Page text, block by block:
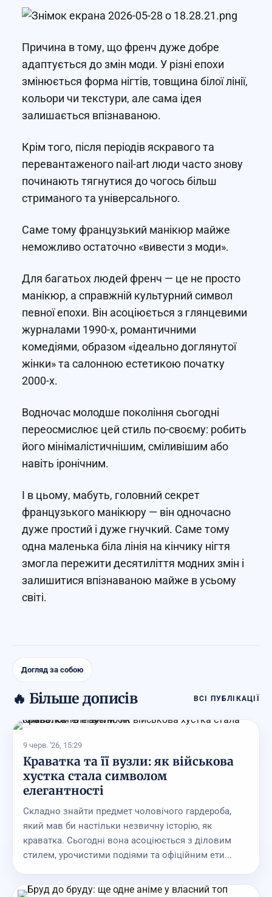
Причина в тому, що френч дуже добре
адаптується до змін моди. У різні епохи
змінюється форма нігтів, товщина білої лінії,
кольори чи текстури, але сама ідея
залишається впізнаваною.
Крім того, після періодів яскравого та
перевантаженого nail-art люди часто знову
починають тягнутися до чогось більш
стриманого та універсального.
Саме тому французький манікюр майже
неможливо остаточно «вивести з моди».
Для багатьох людей френч — це не просто
манікюр, а справжній культурний символ
певної епохи. Він асоціюється з глянцевими
журналами 1990-х, романтичними
комедіями, образом «ідеально доглянутої
жінки» та салонною естетикою початку
2000-х.
Водночас молодше покоління сьогодні
переосмислює цей стиль по-своєму: робить
його мінімалістичнішим, сміливішим або
навіть іронічним.
І в цьому, мабуть, головний секрет
французького манікюру — він одночасно
дуже простий і дуже гнучкий. Саме тому
одна маленька біла лінія на кінчику нігтя
змогла пережити десятиліття модних змін і
залишитися впізнаваною майже в усьому
світі.
Догляд за собою
🔥 Більше дописів ВСІ ПУБЛІКАЦІЇ
9 черв. '26, 15:29
Краватка та її вузли: як військова
хустка стала символом
елегантності
Складно знайти предмет чоловічого гардероба,
який мав би настільки незвичну історію, як
краватка. Сьогодні вона асоціюється з діловим
стилем, урочистими подіями та офіційним ети...